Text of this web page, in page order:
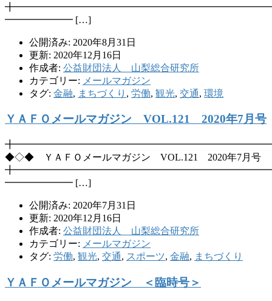
━━━━━━━ […]
公開済み: 2020年8月31日
更新: 2020年12月16日
作成者: 公益財団法人 山梨総合研究所
カテゴリー: メールマガジン
タグ: 金融, まちづくり , 労働, 観光, 交通, 環境
ＹＡＦＯメールマガジン VOL.121 2020年7月号
◆◇◆ ＹＡＦＯメールマガジン VOL.121 2020年7月号
━━━━━━━ […]
公開済み: 2020年7月31日
更新: 2020年12月16日
作成者: 公益財団法人 山梨総合研究所
カテゴリー: メールマガジン
タグ: 労働, 観光, 交通, スポーツ, 金融, まちづくり
ＹＡＦＯメールマガジン ＜臨時号＞